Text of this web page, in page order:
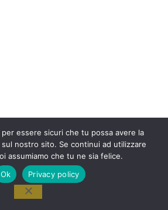
essere sicuri che tu possa avere la
nostro sito. Se continui ad utilizzare
assumiamo che tu ne sia felice.
Ok
Privacy policy